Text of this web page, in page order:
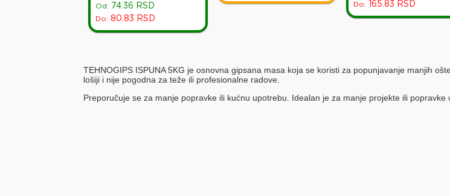
Od:
74.36 RSD
Do: 80.83 RSD
Do: 165.83 RSD
TEHNOGIPS ISPUNA 5KG je osnovna gipsana masa koja se koristi za popunjavanje manjih
lošiji i nije pogodna za teže ili profesionalne radove.
Preporučuje se za manje popravke ili kućnu upotrebu. Idealan je za manje projekte ili popravke